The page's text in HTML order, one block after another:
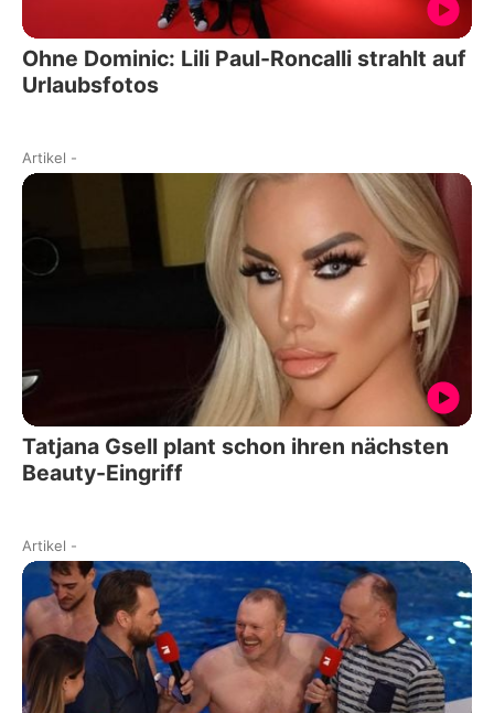
Ohne Dominic: Lili Paul-Roncalli strahlt auf
Urlaubsfotos
Artikel -
Tatjana Gsell plant schon ihren nächsten
Beauty-Eingriff
Artikel -